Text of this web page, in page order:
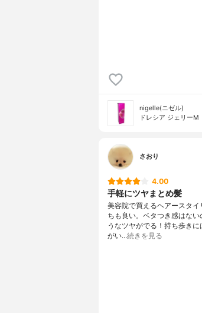
nigelle(ニゼル)
ドレシア ジェリーM
さおり
4.00
手軽にツヤまとめ髪
美容院で買えるヘアースタ
ちも良い。ベタつき感はな
うなツヤがでる！持ち歩き
がい…続きを見る